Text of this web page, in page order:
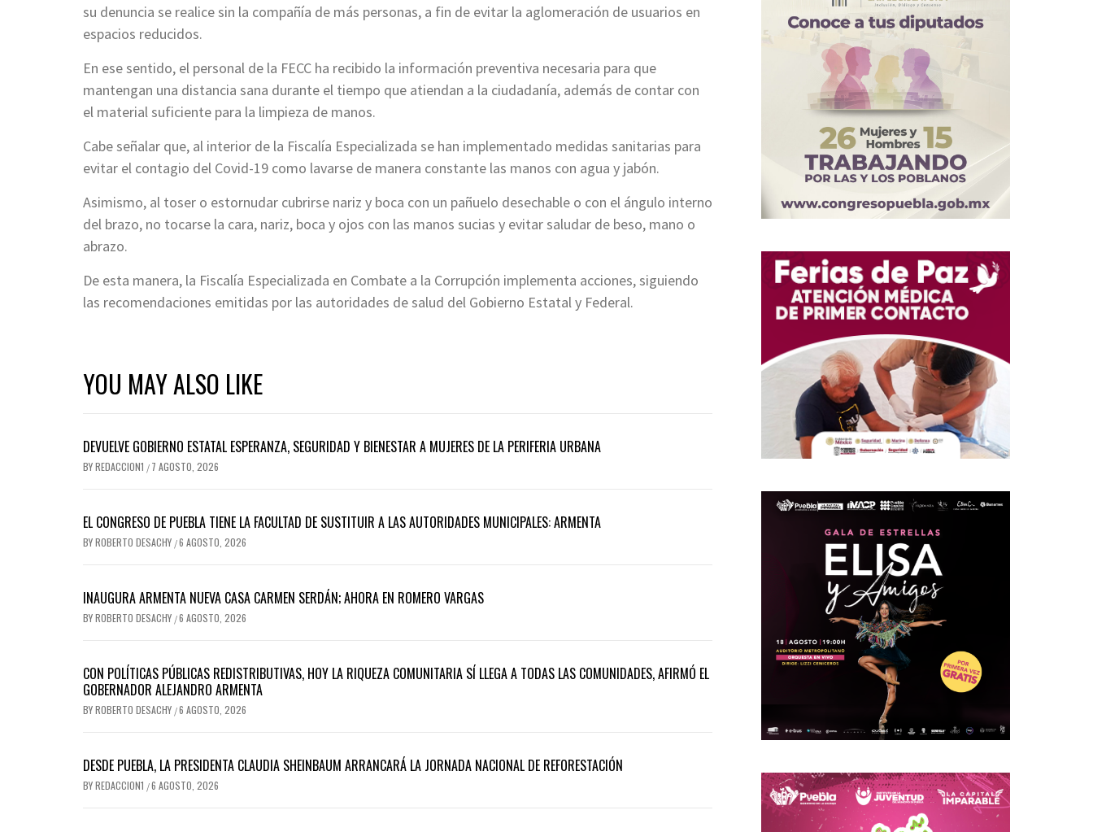
su denuncia se realice sin la compañía de más personas, a fin de evitar la aglomeración de usuarios en
espacios reducidos.
En ese sentido, el personal de la FECC ha recibido la información preventiva necesaria para que
mantengan una distancia sana durante el tiempo que atiendan a la ciudadanía, además de contar con
el material suficiente para la limpieza de manos.
Cabe señalar que, al interior de la Fiscalía Especializada se han implementado medidas sanitarias para
evitar el contagio del Covid-19 como lavarse de manera constante las manos con agua y jabón.
Asimismo, al toser o estornudar cubrirse nariz y boca con un pañuelo desechable o con el ángulo interno
del brazo, no tocarse la cara, nariz, boca y ojos con las manos sucias y evitar saludar de beso, mano o
abrazo.
De esta manera, la Fiscalía Especializada en Combate a la Corrupción implementa acciones, siguiendo
las recomendaciones emitidas por las autoridades de salud del Gobierno Estatal y Federal.
YOU MAY ALSO LIKE
DEVUELVE GOBIERNO ESTATAL ESPERANZA, SEGURIDAD Y BIENESTAR A MUJERES DE LA PERIFERIA URBANA
BYREDACCION1 / 7 AGOSTO, 2026
EL CONGRESO DE PUEBLA TIENE LA FACULTAD DE SUSTITUIR A LAS AUTORIDADES MUNICIPALES: ARMENTA
BYROBERTO DESACHY /6 AGOSTO, 2026
INAUGURA ARMENTA NUEVA CASA CARMEN SERDÁN; AHORA EN ROMERO VARGAS
BYROBERTO DESACHY /6 AGOSTO, 2026
CON POLÍTICAS PÚBLICAS REDISTRIBUTIVAS, HOY LA RIQUEZA COMUNITARIA SÍ LLEGA A TODAS LAS COMUNIDADES, AFIRMÓ EL
GOBERNADOR ALEJANDRO ARMENTA
BYROBERTO DESACHY /6 AGOSTO, 2026
DESDE PUEBLA, LA PRESIDENTA CLAUDIA SHEINBAUM ARRANCARÁ LA JORNADA NACIONAL DE REFORESTACIÓN
BYREDACCION1 /6 AGOSTO, 2026